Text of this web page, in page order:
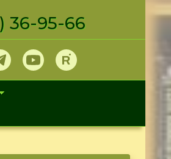
36-95-66